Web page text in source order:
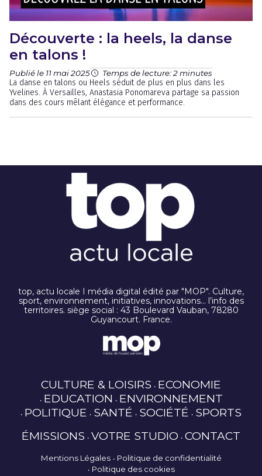
Découverte : la heels, la danse
en talons !
Publié le 11 mai 2025 Temps de lecture: 2 minutes
La danse en talons ou Heels séduit de plus en plus dans les
Yvelines. À Versailles, Anastasia Ponomareva partage sa passion
dans des cours mêlant élégance et performance.
top, actu locale I média digital édité par "MOP". Culture,
sport, environnement, initiatives, innovations… l’info des
territoires. siège social : 43 Boulevard Vauban, 78280
Guyancourt. France.
CULTURE & LOISIRS ECONOMIE
EDUCATION ENVIRONNEMENT
POLITIQUE SANTÉ SOCIÉTÉ SPORTS
ÉMISSIONS VOTRE STUDIO CONTACT
Mentions Légales
Politique de confidentialité
Politique des cookies